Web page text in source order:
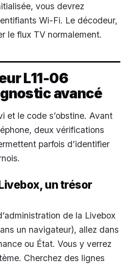
vous devrez
Wi-Fi. Le décodeur,
le flux TV normalement.
L11-06
avancé
et le code s’obstine. Avant
deux vérifications
parfois d’identifier
un trésor
de la Livebox
un navigateur), allez dans
ou État. Vous y verrez
Cherchez des lignes